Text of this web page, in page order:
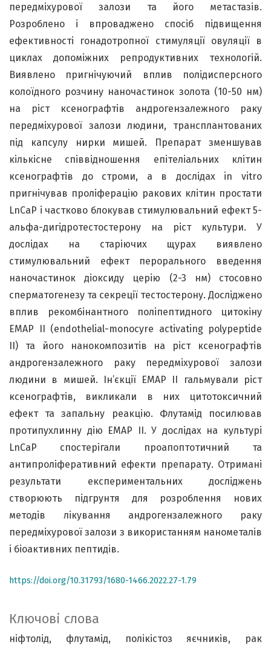
Ключові слова
ніфтолід, флутамід, полікістоз яєчників, рак
передміхурової залози та його метастазів.
Розроблено і впроваджено спосіб підвищення
ефективності гонадотропної стимуляції овуляції в
циклах допоміжних репродуктивних технологій.
Виявлено пригнічуючий вплив полідисперсного
колоїдного розчину наночастинок золота (10-50 нм)
на ріст ксенографтів андрогензалежного раку
передміхурової залози людини, трансплантованих
під капсулу нирки мишей. Препарат зменшував
кількісне співвідношення епітеліальних клітин
ксенографтів до строми, а в дослідах in vitro
пригнічував проліферацію ракових клітин простати
LnCaP і частково блокував стимулювальний ефект 5-
альфа-дигідротестостерону на ріст культури. У
дослідах на старіючих щурах виявлено
стимулювальний ефект перорального введення
наночастинок діоксиду церію (2-3 нм) стосовно
сперматогенезу та секреції тестостерону. Досліджено
вплив рекомбінантного поліпептидного цитокіну
EMAP II (endothelial-monocyre activating polypeptide
II) та його нанокомпозитів на ріст ксенографтів
андрогензалежного раку передміхурової залози
людини в мишей. Ін’єкції EMAP II гальмували ріст
ксенографтів, викликали в них цитотоксичний
ефект та запальну реакцію. Флутамід посилював
протипухлинну дію EMAP II. У дослідах на культурі
LnCaP спостерігали проапоптотичний та
антипроліферативний ефекти препарату. Отримані
результати експериментальних досліджень
створюють підгрунтя для розроблення нових
методів лікування андрогензалежного раку
передміхурової залози з використанням нанометалів
і біоактивних пептидів.
https://doi.org/10.31793/1680-1466.2022.27-1.79